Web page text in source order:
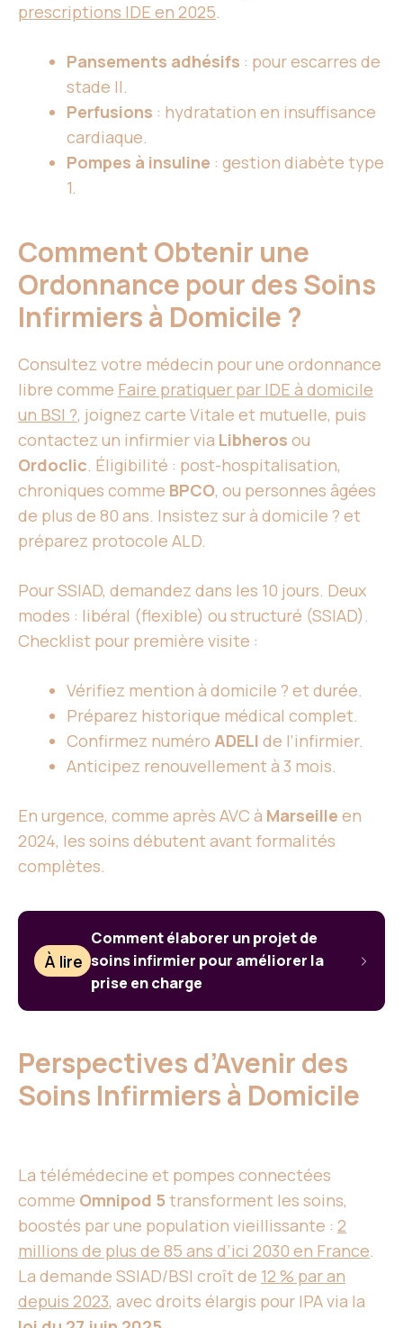
prescriptions IDE en 2025.
Pansements adhésifs : pour escarres de
stade II.
Perfusions : hydratation en insuffisance
cardiaque.
Pompes à insuline : gestion diabète type
1.
Comment Obtenir une
Ordonnance pour des Soins
Infirmiers à Domicile ?
Consultez votre médecin pour une ordonnance
libre comme Faire pratiquer par IDE à domicile
un BSI ?, joignez carte Vitale et mutuelle, puis
contactez un infirmier via Libheros ou
Ordoclic. Éligibilité : post-hospitalisation,
chroniques comme BPCO, ou personnes âgées
de plus de 80 ans. Insistez sur à domicile ? et
préparez protocole ALD.
Pour SSIAD, demandez dans les 10 jours. Deux
modes : libéral (flexible) ou structuré (SSIAD).
Checklist pour première visite :
Vérifiez mention à domicile ? et durée.
Préparez historique médical complet.
Confirmez numéro ADELI de l’infirmier.
Anticipez renouvellement à 3 mois.
En urgence, comme après AVC à Marseille en
2024, les soins débutent avant formalités
complètes.
À lire
Comment élaborer un projet de
soins infirmier pour améliorer la
prise en charge
Perspectives d’Avenir des
Soins Infirmiers à Domicile
La télémédecine et pompes connectées
comme Omnipod 5transforment les soins,
boostés par une population vieillissante : 2
millions de plus de 85 ans d’ici 2030 en France.
La demande SSIAD/BSI croît de 12 % par an
depuis 2023, avec droits élargis pour IPA via la